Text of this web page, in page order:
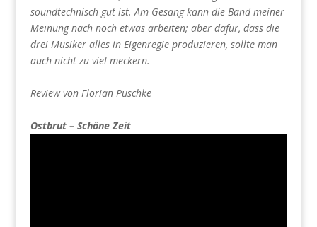
soundtechnisch gut ist. Am Gesang kann die Band meiner
Meinung nach noch etwas arbeiten; aber dafür, dass die
drei Musiker alles in Eigenregie produzieren, sollte man
auch nicht zu viel meckern.
Review von Florian Puschke
Ostbrut – Schöne Zeit